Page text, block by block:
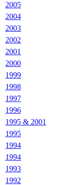
2005
2004
2003
2002
2001
2000
1999
1998
1997
1996
1995 & 2001
1995
1994
1994
1993
1992